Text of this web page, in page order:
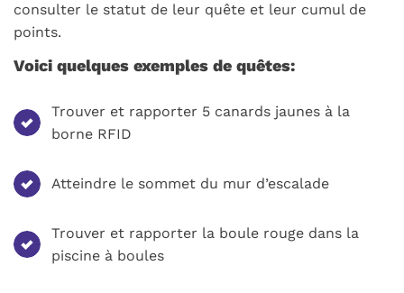
consulter le statut de leur quête et leur cumul de
points.
Voici quelques exemples de quêtes:
Trouver et rapporter 5 canards jaunes à la
borne RFID
Atteindre le sommet du mur d’escalade
Trouver et rapporter la boule rouge dans la
piscine à boules